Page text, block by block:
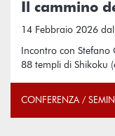
Il cammino
14 Febbraio 2026
Incontro con
88 templi di Shikoku
CONFERENZA /